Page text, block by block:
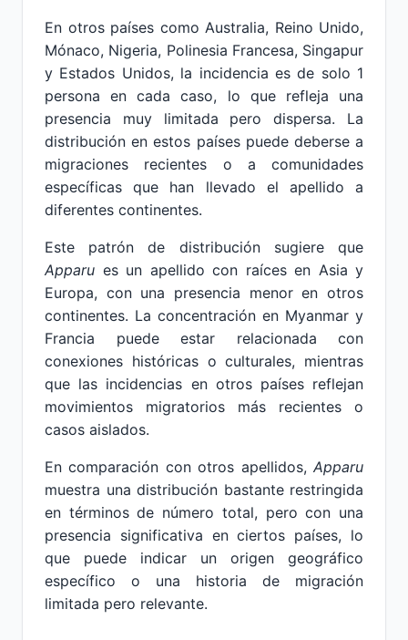
En otros países como Australia, Reino Unido,
Mónaco, Nigeria, Polinesia Francesa, Singapur
y Estados Unidos, la incidencia es de solo 1
persona en cada caso, lo que refleja una
presencia muy limitada pero dispersa. La
distribución en estos países puede deberse a
migraciones recientes o a comunidades
específicas que han llevado el apellido a
diferentes continentes.
Este patrón de distribución sugiere que
Apparu es un apellido con raíces en Asia y
Europa, con una presencia menor en otros
continentes. La concentración en Myanmar y
Francia puede estar relacionada con
conexiones históricas o culturales, mientras
que las incidencias en otros países reflejan
movimientos migratorios más recientes o
casos aislados.
En comparación con otros apellidos, Apparu
muestra una distribución bastante restringida
en términos de número total, pero con una
presencia significativa en ciertos países, lo
que puede indicar un origen geográfico
específico o una historia de migración
limitada pero relevante.